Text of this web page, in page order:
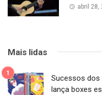
abril 28,
Mais lidas
Sucessos dos
lança boxes